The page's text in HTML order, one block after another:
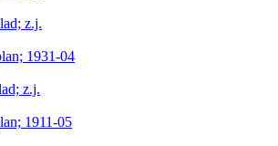
z.j.
1931-04
z.j.
1911-05